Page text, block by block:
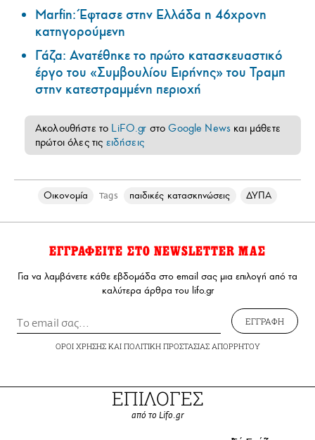
Marfin: Έφτασε στην Ελλάδα η 46χρονη
κατηγορούμενη
Γάζα: Ανατέθηκε το πρώτο κατασκευαστικό
έργο του «Συμβουλίου Ειρήνης» του Τραμπ
στην κατεστραμμένη περιοχή
Ακολουθήστε το LiFO.gr στοGoogle News και μάθετε
πρώτοι όλες τις ειδήσεις
Οικονομία Tags παιδικές κατασκηνώσεις ΔΥΠΑ
ΕΓΓΡΑΦΕΙΤΕ ΣΤΟ NEWSLETTER ΜΑΣ
Για να λαμβάνετε κάθε εβδομάδα στο email σας μια επιλογή από τα
καλύτερα άρθρα του lifo.gr
ΕΓΓΡΑΦΗ
ΟΡΟΙ ΧΡΗΣΗΣΚΑΙ ΠΟΛΙΤΙΚΗ ΠΡΟΣΤΑΣΙΑΣ ΑΠΟΡΡΗΤΟΥ
ΕΠΙΛΟΓΕΣ
από το Lifo.gr